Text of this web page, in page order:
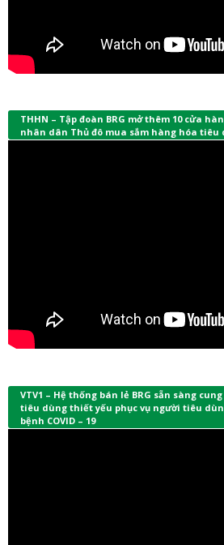
THHN – Tập đoàn BRG mở thêm 10 cửa
nhân dân Thủ đô mua sắm hàng hóa tiêu
VTV1 – Hệ thống bán lẻ BRG sẵn sàng
tiêu dùng thiết yếu phục vụ người tiêu
bệnh COVID – 19